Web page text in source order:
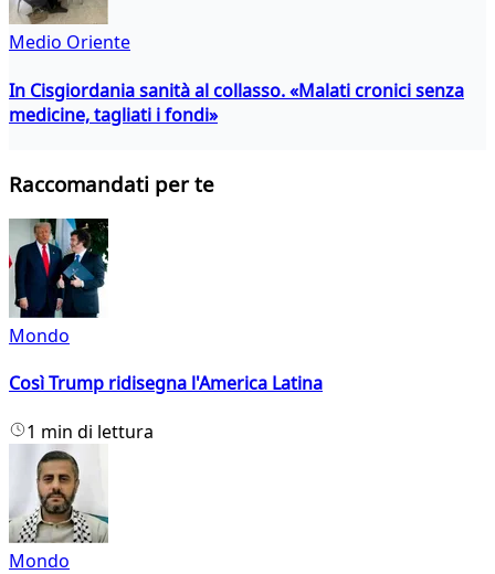
Medio Oriente
In Cisgiordania sanità al collasso. «Malati cronici senza
medicine, tagliati i fondi»
Raccomandati per te
Mondo
Così Trump ridisegna l'America Latina
1 min di lettura
Mondo